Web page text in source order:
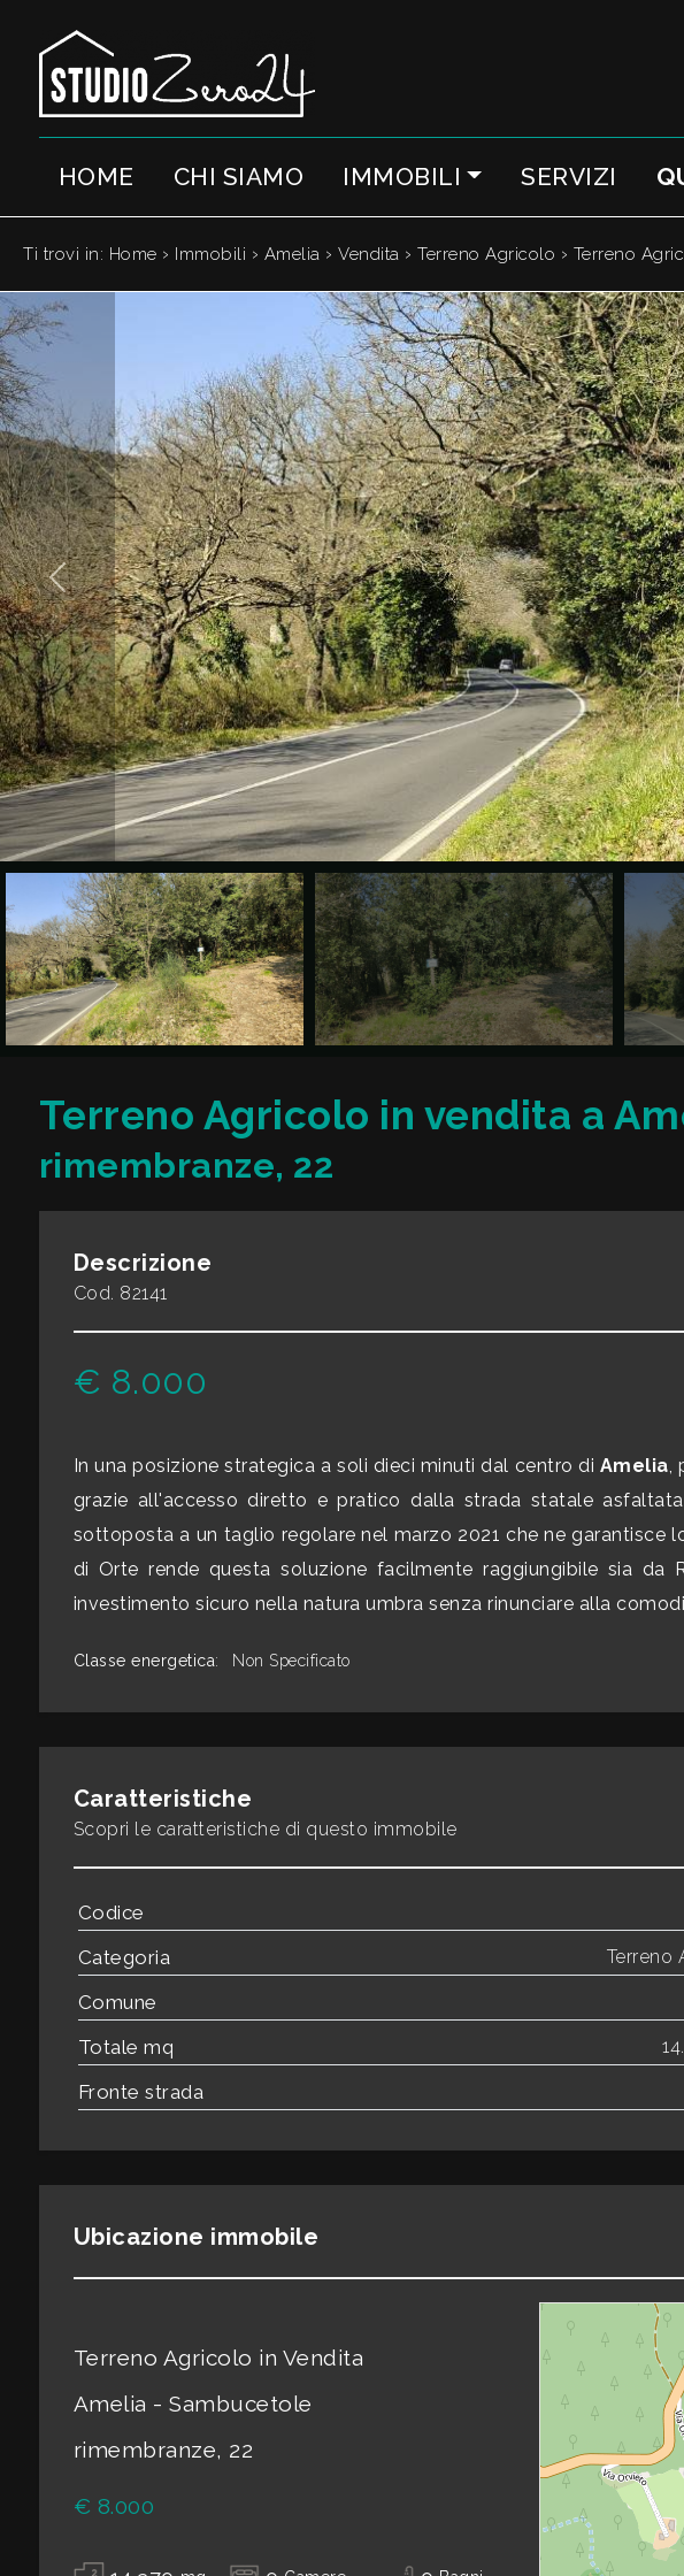
HOME CHI SIAMO IMMOBILI SERVIZI
Ti trovi in: Home › Immobili › Amelia › Vendita › Terreno Agricolo › Terreno
Terreno Agricolo in vendita a
rimembranze, 22
Descrizione
Cod. 82141
€ 8.000
In una posizione strategica a soli dieci minuti dal centro di Amelia,
grazie all'accesso diretto e pratico dalla strada statale
sottoposta a un taglio regolare nel marzo 2021 che ne garantisce
di Orte rende questa soluzione facilmente raggiungibile sia
investimento sicuro nella natura umbra senza rinunciare alla
Classe energetica: Non Specificato
Caratteristiche
Scopri le caratteristiche di questo immobile
Codice
Categoria Terreno
Comune
Totale mq
Fronte strada
Ubicazione immobile
Terreno Agricolo in Vendita
Amelia - Sambucetole
rimembranze, 22
€ 8.000
HOME
CHI
SIAMO
SERVIZI
QUANTO
VALE
LA
TUA
CASA?
DIVENTA
UN
SEGNALATORE
LAVORA
CON
NOI
Codice
Contratto
Vendita
Scegli
dove
cercare
Provincia
Comune
Tipologia
-
multiscelta
Qualsiasi
Residenziali
Industriali
Totale
minimi
Qualsiasi
Bagni
Qualsiasi